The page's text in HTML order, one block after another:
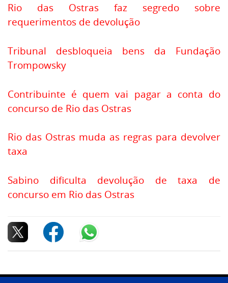
Rio das Ostras faz segredo sobre
requerimentos de devolução
Tribunal desbloqueia bens da Fundação
Trompowsky
Contribuinte é quem vai pagar a conta do
concurso de Rio das Ostras
Rio das Ostras muda as regras para devolver
taxa
Sabino dificulta devolução de taxa de
concurso em Rio das Ostras